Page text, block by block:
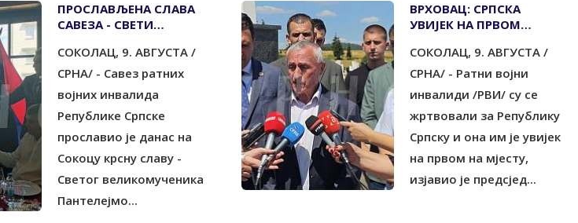
ПРОСЛАВЉЕНА СЛАВА
САВЕЗА - СВЕТИ
ПАНТЕЛЕЈМОН
СОКОЛАЦ, 9. АВГУСТА /
СРНА/ - Савез ратних
војних инвалида
Републике Српске
прославио је данас на
Сокоцу крсну славу -
Светог великомученика
Пантелејмо...
ВРХОВАЦ: СРПСКА
УВИЈЕК НА ПРВОМ
СОКОЛАЦ, 9. АВГУСТА /
СРНА/ - Ратни војни
инвалиди /РВИ/ су се
жртвовали за Републику
Српску и она им је увијек
на првом на мјесту,
изјавио је предсјед...